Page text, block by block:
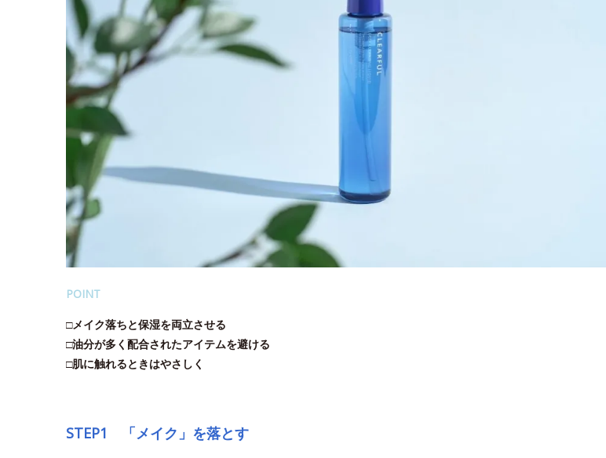
POINT
□メイク落ちと保湿を両立させる
□油分が多く配合されたアイテムを避ける
□肌に触れるときはやさしく
STEP1 「メイク」を落とす